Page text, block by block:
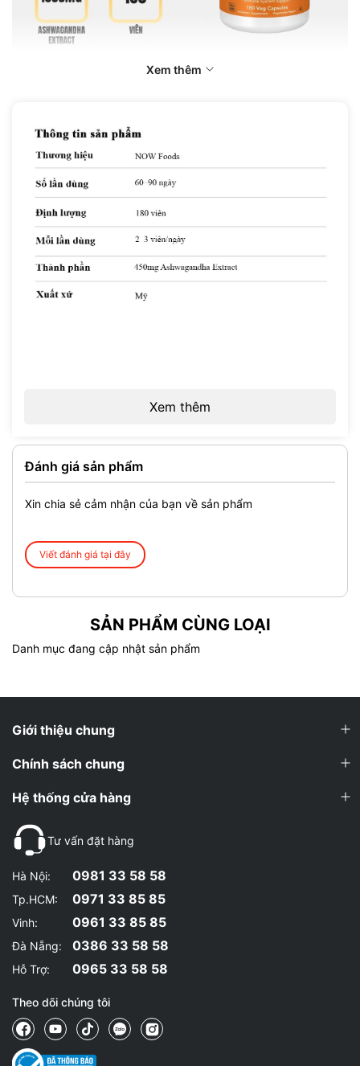
hàng trăm nghiên cứu lâm sàng. Ashwagandha (Withania
Mỗi viên cung cấp 450mg chiết xuất Ashwagandha từ rễ và lá,
được chuẩn hóa tối thiểu 2.5% Withanolides — tương đương
Hộp 180 viên tương đương 60–90 ngày sử dụng (2–3
nhỏ nhiều lần — lý tưởng cho người đã quyết định dùng
Ashwagandha dài hạn.
Thương hiệu
Số viên 180 Veg Capsules
Số ngày sử dụng 60–90 ngày (2–3 viên/ngày)
Chứng nhận
Non-GMO, Vegan, Vegetarian, Kosher,
Halal
Không chứa
Gluten, Soy, Milk, Egg, Fish, Tree Nut,
Sesame
Thành phần phụ (Inactive ingredients):
Hypromellose (Cellulose Capsule – vỏ viên thực vật), Rice Flour,
Magnesium Stearate (Vegetable Source).
Xem thêm
Xem thêm
Đánh giá sản phẩm
Xin chia sẻ cảm nhận của bạn về sản phẩm
Viết đánh giá tại đây
SẢN PHẨM CÙNG LOẠI
Danh mục đang cập nhật sản phẩm
Giới thiệu chung
Chính sách chung
Hệ thống cửa hàng
Tư vấn đặt hàng
Hà Nội: 0981 33 58 58
Tp.HCM: 0971 33 85 85
Vinh: 0961 33 85 85
Đà Nẵng: 0386 33 58 58
Hỗ Trợ: 0965 33 58 58
Theo dõi chúng tôi